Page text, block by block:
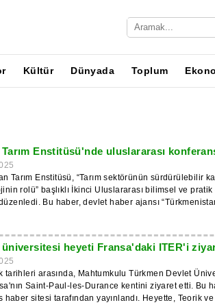
Kültür Dünyada Toplum
Enstitüsü'nde uluslararası
Tarım Enstitüsü, “Tarım sektörünün sürdürülebilir
rolü” başlıklı İkinci Uluslararası bilimsel ve pratik
Bu haber, devlet haber ajansı
Rusya, Beyaz Rusya, Tacikistan,
14 ülkeden 88 üniversite ve araştırma merkezinin
uzmanlar, tarım sektöründe biyoteknolojinin
bağlantısı üzerinden sunumlar yaptı. Konferans üç bölümde
genetik ve inovasyon”,
ve “Agro-endüstri kompleksinde
üniversitesi heyeti Fransa'daki ITER'i
tarihleri arasında, Mahtumkulu Türkmen Devlet
Saint-Paul-les-Durance kentini ziyaret etti. Bu
tarafından yayınlandı. Heyette, Teorik ve Deneysel Fizik